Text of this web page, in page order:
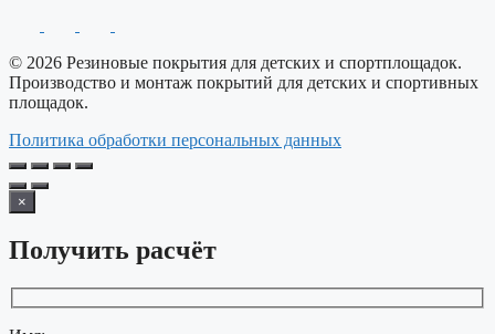
© 2026 Резиновые покрытия для детских и спортплощадок.
Производство и монтаж покрытий для детских и спортивных
площадок.
Политика обработки персональных данных
×
Получить расчёт